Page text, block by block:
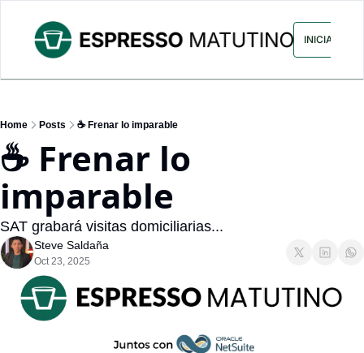
ARCHIVO ANUNCIA CON
INICIAR
Home Posts ☕ Frenar lo imparable
☕ Frenar lo
imparable
SAT grabará visitas domiciliarias...
Steve Saldaña
Oct 23, 2025